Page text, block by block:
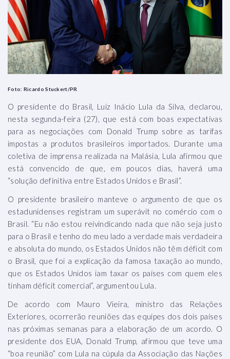
Foto: Ricardo Stuckert/PR
O presidente do Brasil, Luiz Inácio Lula da Silva, declarou,
nesta segunda-feira (27), que está com boas expectativas
para as negociações com Donald Trump sobre as tarifas
impostas a produtos brasileiros importados. Durante uma
coletiva de imprensa realizada na Malásia, Lula afirmou que
está convencido de que, em poucos dias, haverá uma
“solução definitiva entre Estados Unidos e Brasil”.
O presidente brasileiro manteve o argumento de que os
estadunidenses registram um superávit no comércio com o
Brasil. “Eu não estou reivindicando nada que não seja justo
para o Brasil e tenho do meu lado a verdade mais verdadeira
e absoluta do mundo, os Estados Unidos não têm déficit com
o Brasil, que foi a explicação da famosa taxação ao mundo,
que os Estados Unidos iam taxar os países com quem eles
tinham déficit comercial”, argumentou Lula.
De acordo com Mauro Vieira, ministro das Relações
Exteriores, ocorrerão reuniões das equipes dos dois países
nas próximas semanas para a elaboração de um acordo. O
presidente dos EUA, Donald Trump, afirmou que teve uma
“boa reunião” com Lula na cúpula da Associação das Nações